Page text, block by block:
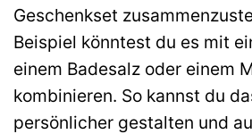
Geschenkset
Beispiel könntest du es mit
einem Badesalz oder einem
kombinieren. So kannst du
persönlicher gestalten und